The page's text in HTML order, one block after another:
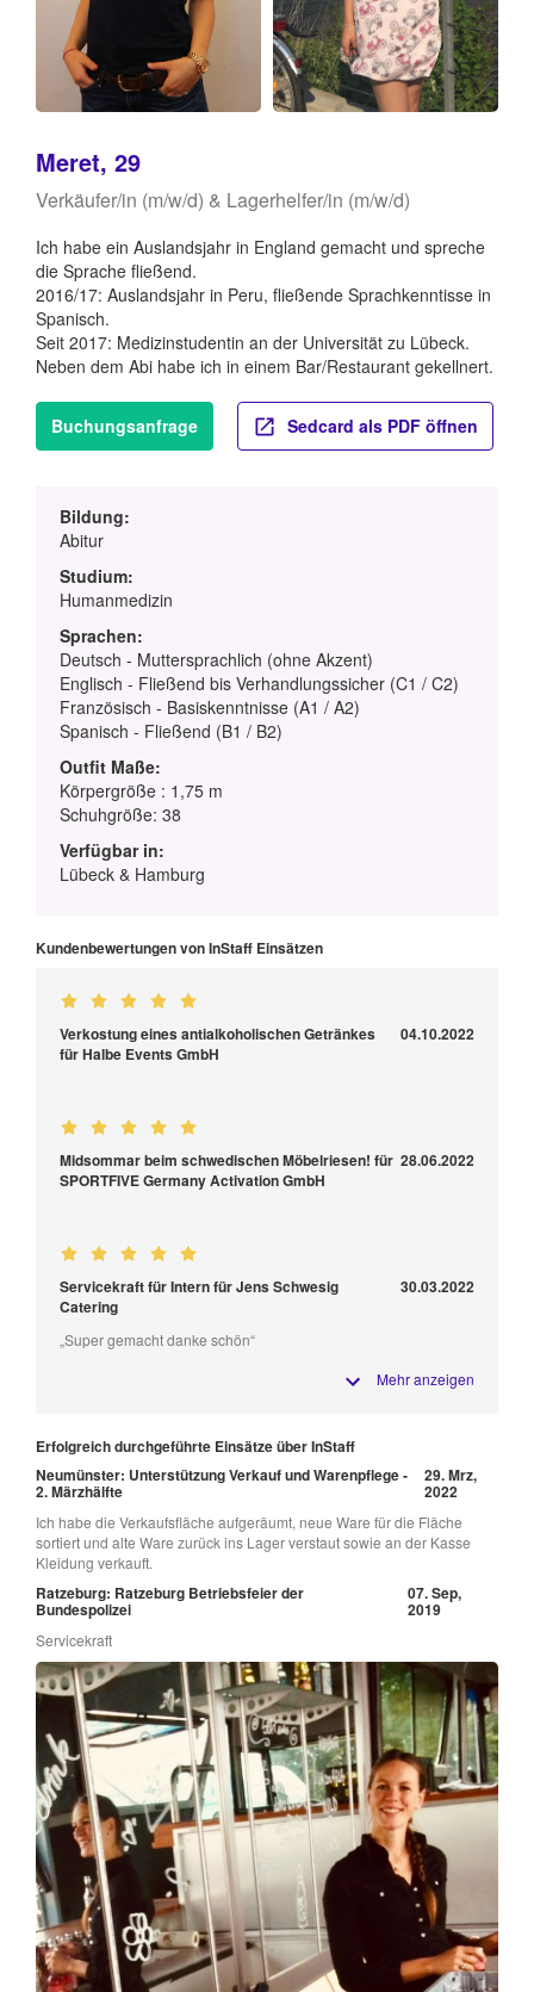
Meret, 29
Verkäufer/in (m/w/d) & Lagerhelfer/in (m/w/d)
Ich habe ein Auslandsjahr in England gemacht und spreche
die Sprache fließend.
2016/17: Auslandsjahr in Peru, fließende Sprachkenntisse in
Spanisch.
Seit 2017: Medizinstudentin an der Universität zu Lübeck.
Neben dem Abi habe ich in einem Bar/Restaurant gekellnert.
Buchungsanfrage Sedcard als PDF öffnen
Bildung:
Abitur
Studium:
Humanmedizin
Sprachen:
Deutsch - Muttersprachlich (ohne Akzent)
Englisch - Fließend bis Verhandlungssicher (C1 / C2)
Französisch - Basiskenntnisse (A1 / A2)
Spanisch - Fließend (B1 / B2)
Outfit Maße:
Körpergröße : 1,75 m
Schuhgröße: 38
Verfügbar in:
Lübeck & Hamburg
Kundenbewertungen von InStaff Einsätzen
Verkostung eines antialkoholischen Getränkes
für Halbe Events GmbH
04.10.2022
Midsommar beim schwedischen Möbelriesen! für
SPORTFIVE Germany Activation GmbH
28.06.2022
Servicekraft für Intern für Jens Schwesig
Catering
30.03.2022
„Super gemacht danke schön“
Mehr anzeigen
Erfolgreich durchgeführte Einsätze über InStaff
Neumünster: Unterstützung Verkauf und Warenpflege -
2. Märzhälfte
29. Mrz,
2022
Ich habe die Verkaufsfläche aufgeräumt, neue Ware für die Fläche
sortiert und alte Ware zurück ins Lager verstaut sowie an der Kasse
Kleidung verkauft.
Ratzeburg: Ratzeburg Betriebsfeier der
Bundespolizei
07. Sep,
2019
Servicekraft